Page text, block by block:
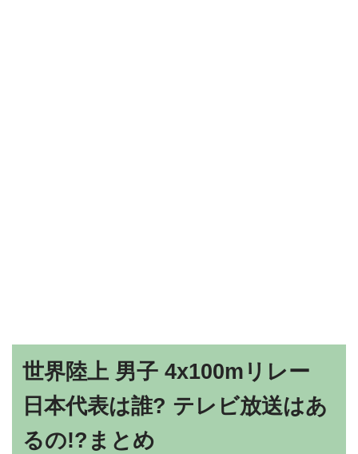
世界陸上 男子 4x100mリレー
日本代表は誰? テレビ放送はあ
るの!?まとめ